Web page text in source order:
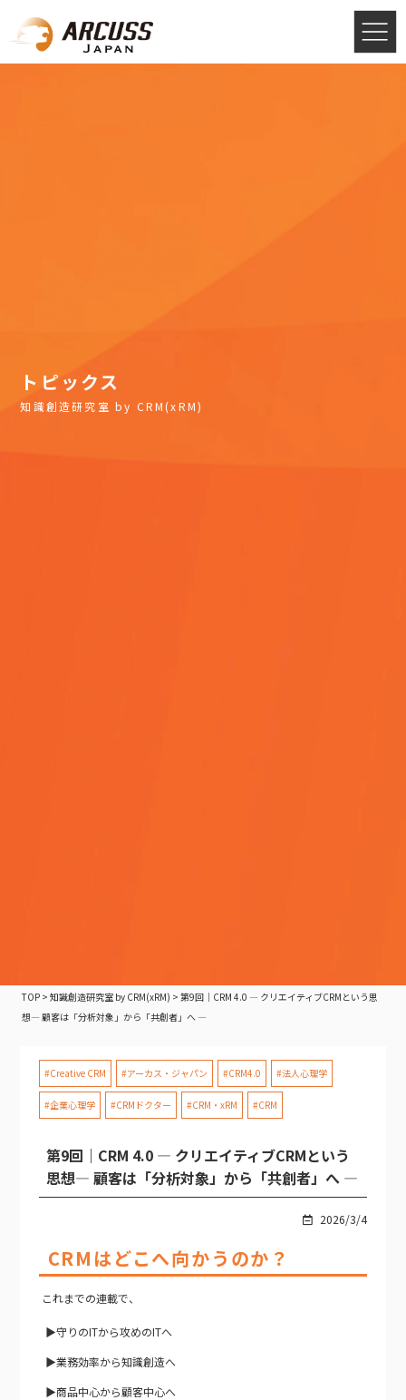
トピックス
知識創造研究室 by CRM(xRM)
TOP >知識創造研究室 by CRM(xRM) >第9回｜CRM 4.0 ― クリエイティブCRMという思
想― 顧客は「分析対象」から「共創者」へ ―
#Creative CRM #アーカス・ジャパン #CRM4.0 #法人心理学
#企業心理学 #CRMドクター #CRM・xRM #CRM
第9回｜CRM 4.0 ― クリエイティブCRMという
思想― 顧客は「分析対象」から「共創者」へ ―
2026/3/4
CRMはどこへ向かうのか？
これまでの連載で、
▶守りのITから攻めのITへ
▶業務効率から知識創造へ
▶商品中心から顧客中心へ